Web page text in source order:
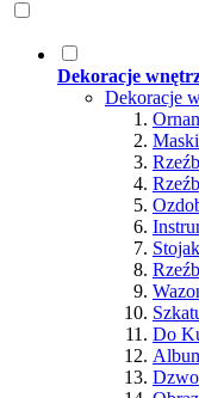
Dekoracje
Dekoracje
Do